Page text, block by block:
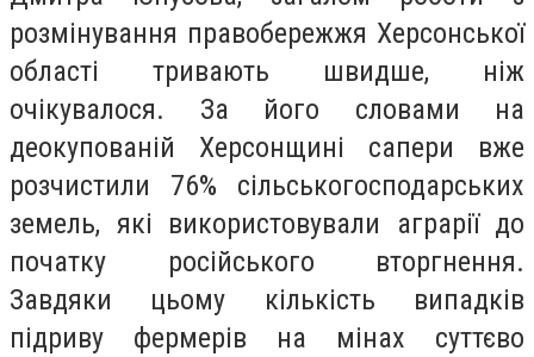
розмінування правобережжя Херсонської
області тривають швидше, ніж
очікувалося. За його словами на
деокупованій Херсонщині сапери вже
розчистили 76% сільськогосподарських
земель, які використовували аграрії до
початку російського вторгнення.
Завдяки цьому кількість випадків
підриву фермерів на мінах суттєво